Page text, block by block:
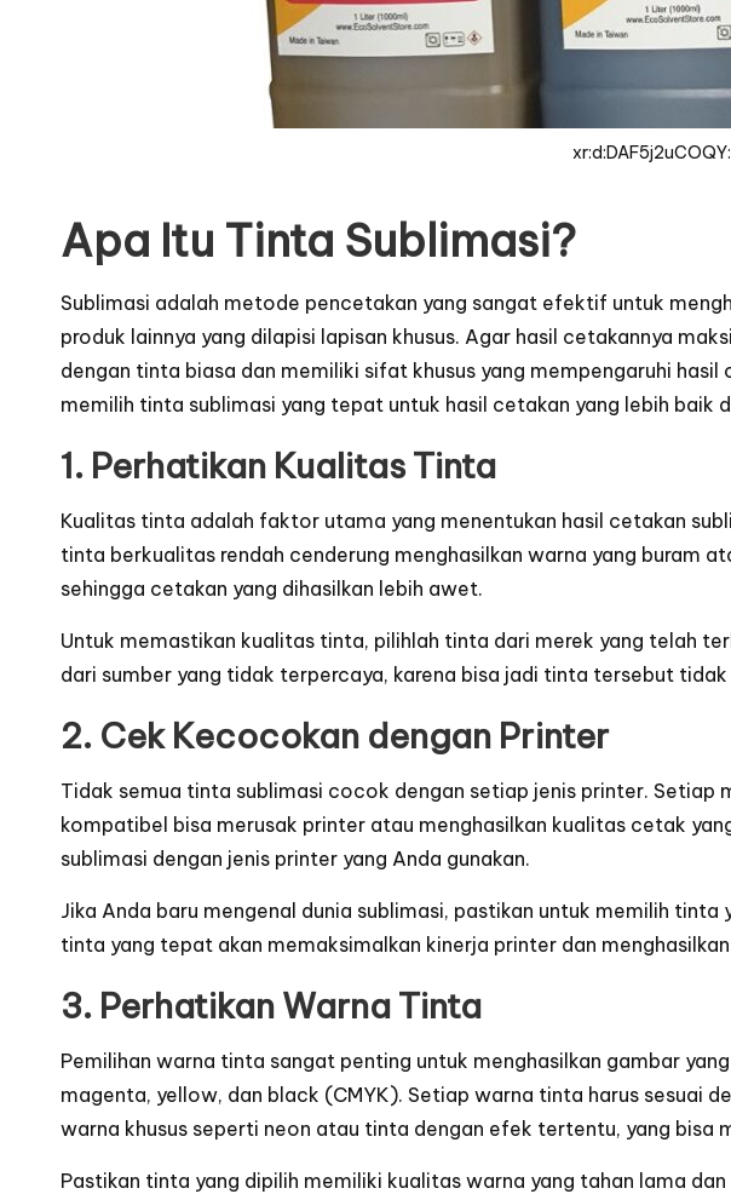
Apa Itu Tinta Sublimasi?
Sublimasi adalah metode pencetakan yang sangat efektif untuk
produk lainnya yang dilapisi lapisan khusus. Agar hasil cetakannya
dengan tinta biasa dan memiliki sifat khusus yang mempengaruhi
memilih tinta sublimasi yang tepat untuk hasil cetakan yang lebih baik
1. Perhatikan Kualitas Tinta
Kualitas tinta adalah faktor utama yang menentukan hasil cetakan
tinta berkualitas rendah cenderung menghasilkan warna yang buram
sehingga cetakan yang dihasilkan lebih awet.
Untuk memastikan kualitas tinta, pilihlah tinta dari merek yang telah
dari sumber yang tidak terpercaya, karena bisa jadi tinta tersebut
2. Cek Kecocokan dengan Printer
Tidak semua tinta sublimasi cocok dengan setiap jenis printer.
kompatibel bisa merusak printer atau menghasilkan kualitas cetak
sublimasi dengan jenis printer yang Anda gunakan.
Jika Anda baru mengenal dunia sublimasi, pastikan untuk memilih
tinta yang tepat akan memaksimalkan kinerja printer dan
3. Perhatikan Warna Tinta
Pemilihan warna tinta sangat penting untuk menghasilkan gambar
magenta, yellow, dan black (CMYK). Setiap warna tinta harus sesuai
warna khusus seperti neon atau tinta dengan efek tertentu, yang bisa
Pastikan tinta yang dipilih memiliki kualitas warna yang tahan lama